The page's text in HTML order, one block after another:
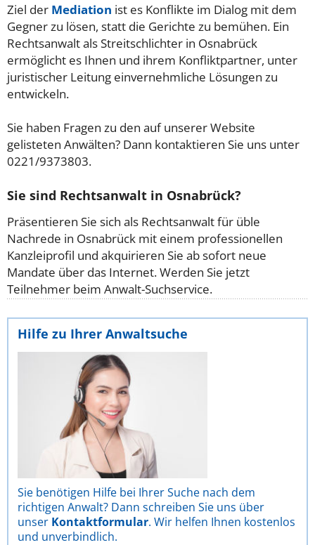
Ziel der Mediation ist es Konflikte im Dialog mit dem
Gegner zu lösen, statt die Gerichte zu bemühen. Ein
Rechtsanwalt als Streitschlichter in Osnabrück
ermöglicht es Ihnen und ihrem Konfliktpartner, unter
juristischer Leitung einvernehmliche Lösungen zu
entwickeln.
Sie haben Fragen zu den auf unserer Website
gelisteten Anwälten? Dann kontaktieren Sie uns unter
0221/9373803.
Sie sind Rechtsanwalt in Osnabrück?
Präsentieren Sie sich als Rechtsanwalt für üble
Nachrede in Osnabrück mit einem professionellen
Kanzleiprofil und akquirieren Sie ab sofort neue
Mandate über das Internet. Werden Sie jetzt
Teilnehmer beim Anwalt-Suchservice.
Hilfe zu Ihrer Anwaltsuche
Sie benötigen Hilfe bei Ihrer Suche nach dem
richtigen Anwalt? Dann schreiben Sie uns über
unser Kontaktformular. Wir helfen Ihnen kostenlos
und unverbindlich.